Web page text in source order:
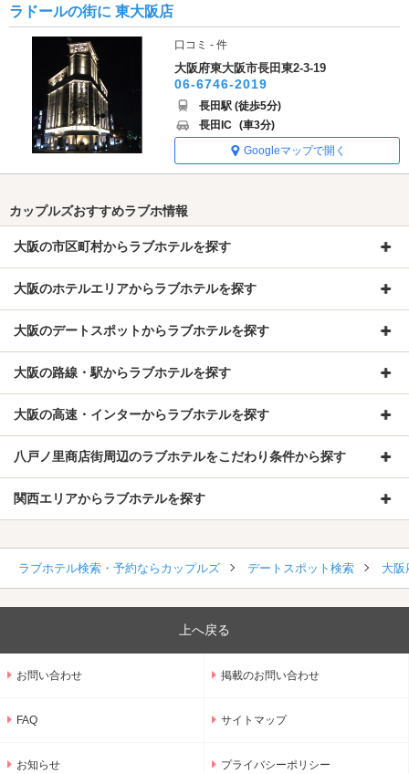
ラドールの街に 東大阪店
口コミ - 件
大阪府東大阪市長田東2-3-19
06-6746-2019
長田駅 (徒歩5分)
長田IC (車3分)
Googleマップで開く
カップルズおすすめラブホ情報
大阪の市区町村からラブホテルを探す
大阪のホテルエリアからラブホテルを探す
大阪のデートスポットからラブホテルを探す
大阪の路線・駅からラブホテルを探す
大阪の高速・インターからラブホテルを探す
八戸ノ里商店街周辺のラブホテルをこだわり条件から探す
関西エリアからラブホテルを探す
ラブホテル検索・予約ならカップルズ デートスポット検索 大阪
上へ戻る
お問い合わせ 掲載のお問い合わせ
FAQ サイトマップ
お知らせ プライバシーポリシー